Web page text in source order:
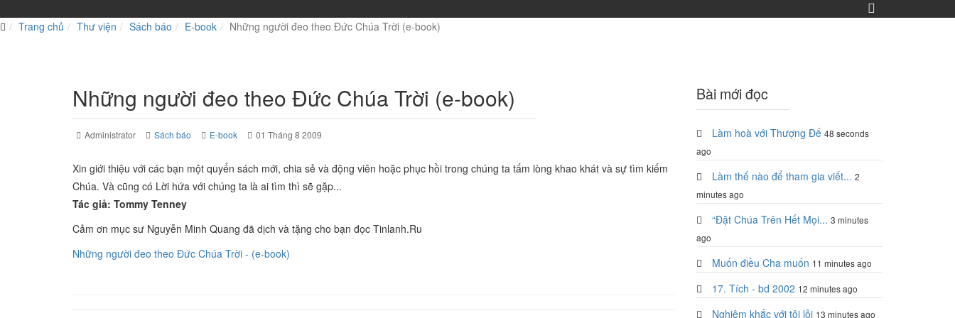
Trang chủ Thư viện Sách báo E-book Những người đeo theo Đức Chúa Trời (e-book)
Những người đeo theo Đức Chúa Trời (e-book)
Administrator Sách báo E-book 01 Tháng 8 2009
Xin giới thiệu với các bạn một quyển sách mới, chia sẻ và động viên hoặc phục hồi trong chúng ta tấm lòng khao khát và sự tìm kiếm
Chúa. Và cũng có Lời hứa với chúng ta là ai tìm thì sẽ gặp...
Tác giả: Tommy Tenney
Cảm ơn mục sư Nguyễn Minh Quang đã dịch và tặng cho bạn đọc Tinlanh.Ru
Những người đeo theo Đức Chúa Trời - (e-book)
Bài mới đọc
Làm hoà với Thượng Đế 48 seconds
ago
Làm thế nào để tham gia viết... 2
minutes ago
“Đặt Chúa Trên Hết Mọi... 3 minutes
ago
Muốn điều Cha muốn 11 minutes ago
17. Tích - bd 2002 12 minutes ago
Nghiêm khắc với tội lỗi 13 minutes ago